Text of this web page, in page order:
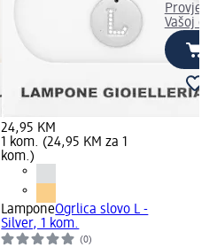
24,95 KM
1 kom. (24,95 KM za 1
kom.)
LamponeOgrlica slovo L -
Silver, 1 kom.
(0)
Vašoj